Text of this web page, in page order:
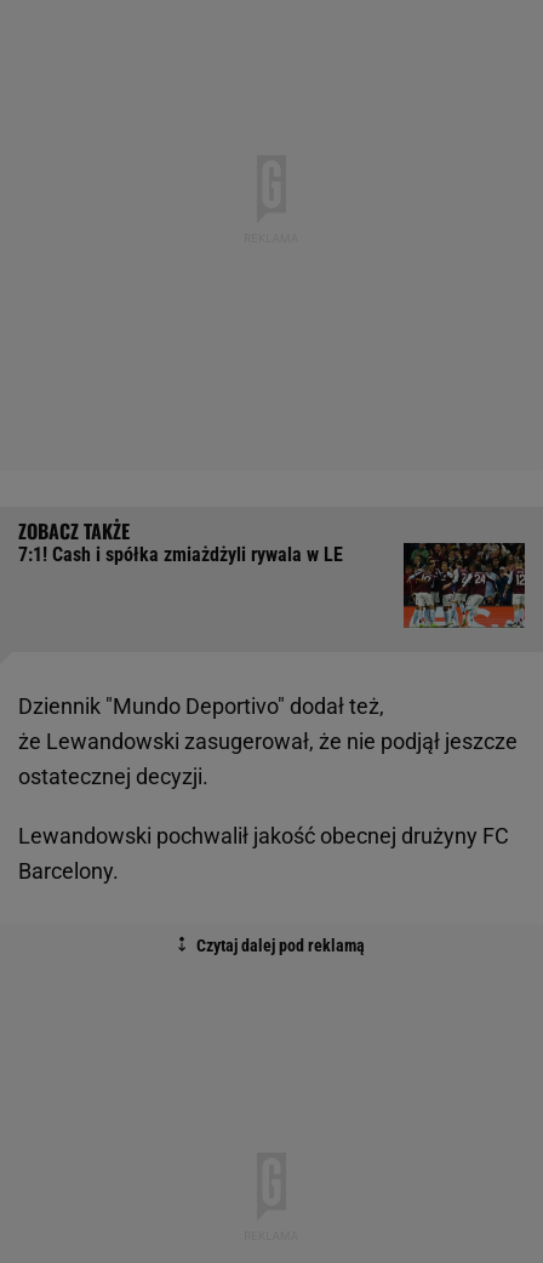
7:1! Cash i spółka zmiażdżyli rywala w LE
Dziennik "Mundo Deportivo" dodał też,
że Lewandowski zasugerował, że nie podjął jeszcze
ostatecznej decyzji.
Lewandowski pochwalił jakość obecnej drużyny FC
Barcelony.